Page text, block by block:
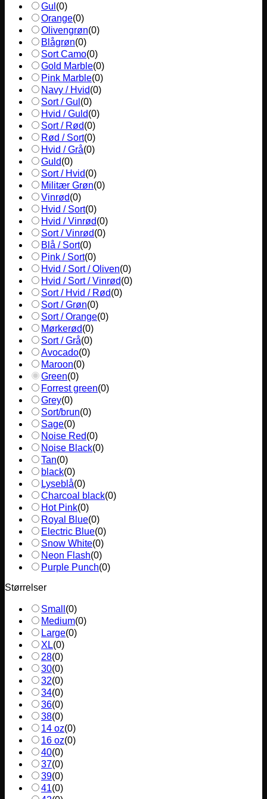
Gul (0)
Orange(0)
Olivengrøn(0)
Blågrøn(0)
Sort Camo(0)
Gold Marble(0)
Pink Marble(0)
Navy / Hvid(0)
Sort / Gul (0)
Hvid / Guld(0)
Sort / Rød(0)
Rød / Sort(0)
Hvid / Grå(0)
Guld(0)
Sort / Hvid(0)
Militær Grøn(0)
Vinrød(0)
Hvid / Sort(0)
Hvid / Vinrød(0)
Sort / Vinrød(0)
Blå / Sort(0)
Pink / Sort(0)
Hvid / Sort / Oliven(0)
Hvid / Sort / Vinrød(0)
Sort / Hvid / Rød(0)
Sort / Grøn(0)
Sort / Orange(0)
Mørkerød(0)
Sort / Grå(0)
Avocado(0)
Maroon(0)
Green(0)
Forrest green(0)
Grey(0)
Sort/brun(0)
Sage(0)
Noise Red(0)
Noise Black(0)
Tan(0)
black(0)
Lyseblå(0)
Charcoal black(0)
Hot Pink(0)
Royal Blue(0)
Electric Blue(0)
Snow White(0)
Neon Flash(0)
Purple Punch(0)
Størrelser
Small (0)
Medium(0)
Large(0)
XL(0)
28(0)
30(0)
32(0)
34(0)
36(0)
38(0)
14 oz(0)
16 oz(0)
40(0)
37(0)
39(0)
41(0)